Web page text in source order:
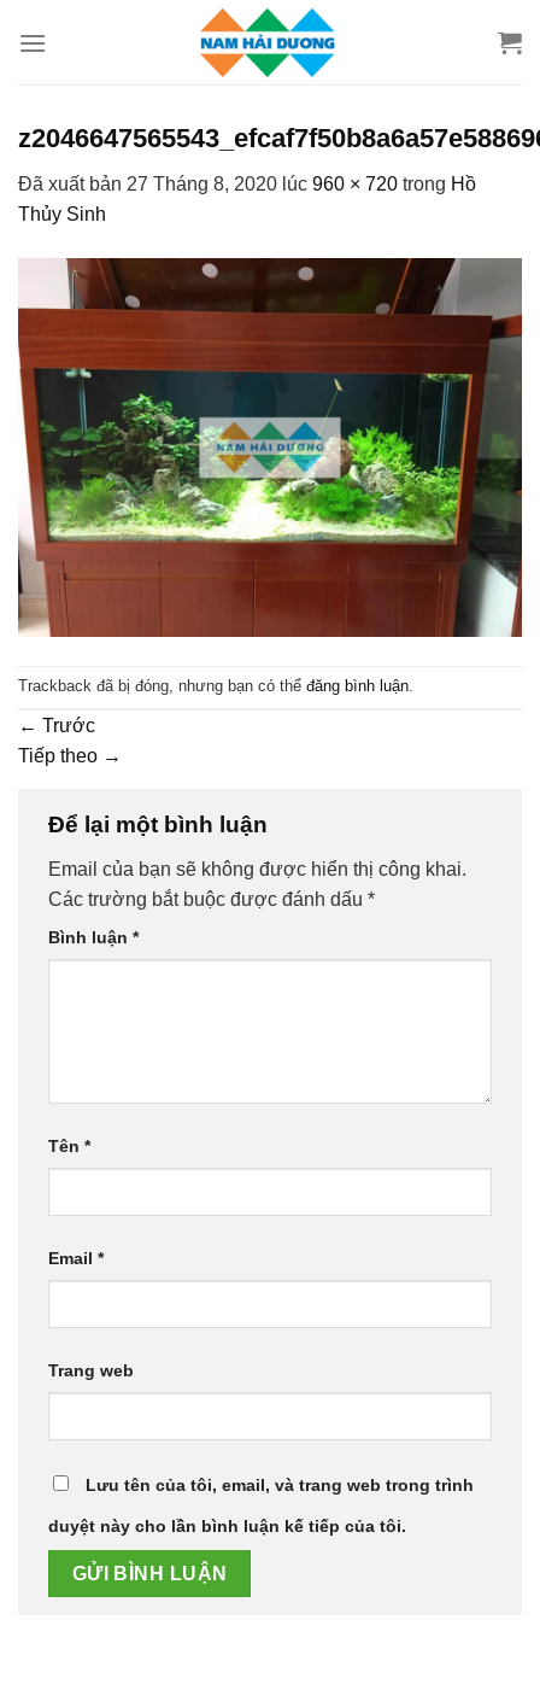
đến
Đã xuất bản 27 Tháng 8, 2020 lúc 960 × 720 trong Hồ
Thủy Sinh
Trackback đã bị đóng, nhưng bạn có thể đăng bình luận.
← Trước
Tiếp theo →
Để lại một bình luận
Email của bạn sẽ không được hiển thị công khai.
Các trường bắt buộc được đánh dấu *
Bình luận *
Tên *
Email *
Trang web
Lưu tên của tôi, email, và trang web trong trình
duyệt này cho lần bình luận kế tiếp của tôi.